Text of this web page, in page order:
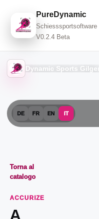
PureDynamic
Schiesssportsoftware
V0.2.4 Beta
Dynamic Sports Gilgen
DE FR EN IT
Torna al
catalogo
ACCURIZE
A